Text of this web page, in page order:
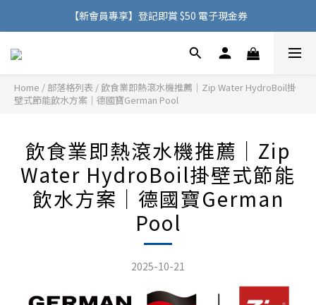
購物滿 HK$500，即可免費享用香港地區送貨服務
【新會員專享】登記即賞 $50 電子現金券
購物滿 HK$500，即可免費享用香港地區送貨服務
Home / 部落格列表 /飲食業即熱滾水機推薦｜Zip Water HydroBoil掛
壁式節能飲水方案｜德國寶German Pool
飲食業即熱滾水機推薦｜Zip
Water HydroBoil掛壁式節能
飲水方案｜德國寶German
Pool
2025-10-21